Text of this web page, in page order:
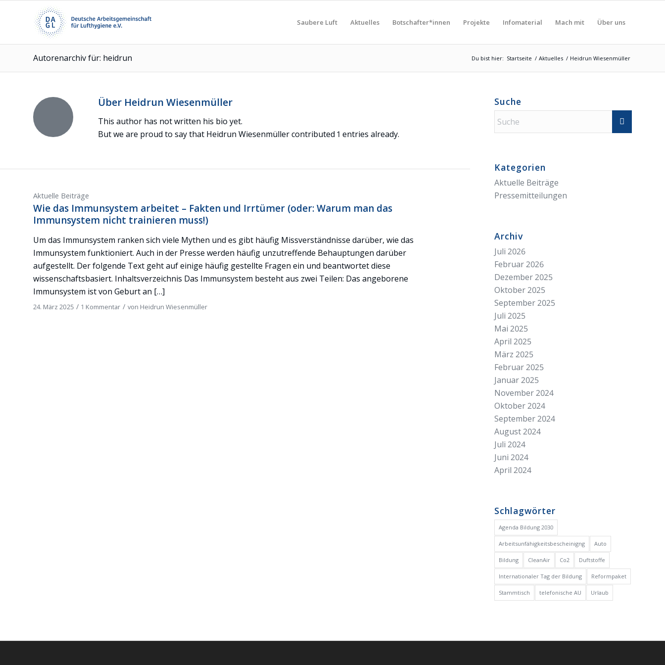
Saubere Luft Aktuelles Botschafter*innen Projekte Infomaterial Mach mit Über uns
Autorenarchiv für: heidrun Du bist hier: Startseite / Aktuelles / Heidrun Wiesenmüller
Über Heidrun Wiesenmüller
This author has not written his bio yet.
But we are proud to say that Heidrun Wiesenmüllercontributed 1 entries already.
Aktuelle Beiträge
Wie das Immunsystem arbeitet – Fakten und Irrtümer (oder: Warum man das
Immunsystem nicht trainieren muss!)
Um das Immunsystem ranken sich viele Mythen und es gibt häufig Missverständnisse darüber, wie das
Immunsystem funktioniert. Auch in der Presse werden häufig unzutreffende Behauptungen darüber
aufgestellt. Der folgende Text geht auf einige häufig gestellte Fragen ein und beantwortet diese
wissenschaftsbasiert. Inhaltsverzeichnis Das Immunsystem besteht aus zwei Teilen: Das angeborene
Immunsystem ist von Geburt an […]
24. März 2025 / 1 Kommentar / von Heidrun Wiesenmüller
Suche
Kategorien
Aktuelle Beiträge
Pressemitteilungen
Archiv
Juli 2026
Februar 2026
Dezember 2025
Oktober 2025
September 2025
Juli 2025
Mai 2025
April 2025
März 2025
Februar 2025
Januar 2025
November 2024
Oktober 2024
September 2024
August 2024
Juli 2024
Juni 2024
April 2024
Schlagwörter
Agenda Bildung 2030
Arbeitsunfähigkeitsbescheinigng Auto
Bildung CleanAir Co2 Duftstoffe
Internationaler Tag der Bildung Reformpaket
Stammtisch telefonische AU Urlaub